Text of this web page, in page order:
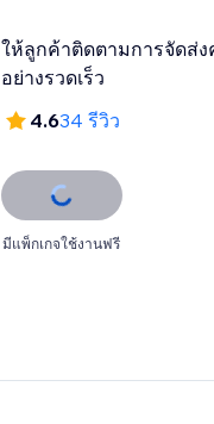
ให้ลูกค้าติดตามการจัดส่ง
อย่างรวดเร็ว
4.634 รีวิว
มีแพ็กเกจใช้งานฟรี